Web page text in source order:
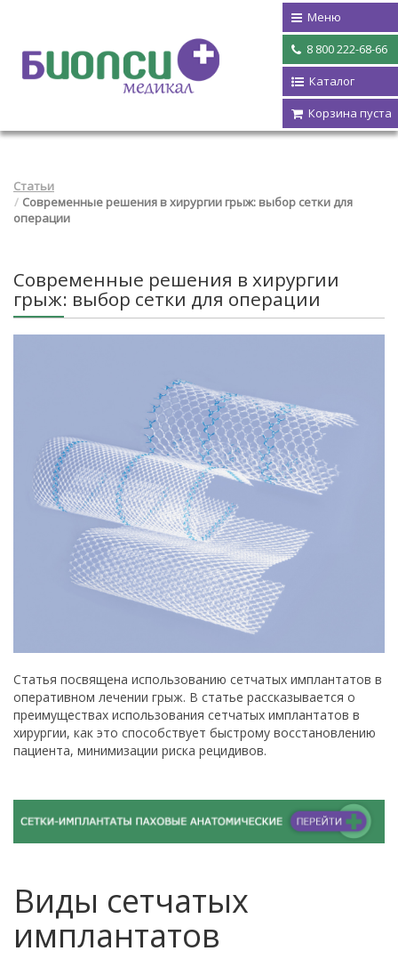
Меню
8 800 222-68-66
Каталог
Корзина пуста
Статьи
Современные решения в хирургии грыж: выбор сетки для
операции
Современные решения в хирургии
грыж: выбор сетки для операции
Статья посвящена использованию сетчатых имплантатов в
оперативном лечении грыж. В статье рассказывается о
преимуществах использования сетчатых имплантатов в
хирургии, как это способствует быстрому восстановлению
пациента, минимизации риска рецидивов.
Виды сетчатых
имплантатов